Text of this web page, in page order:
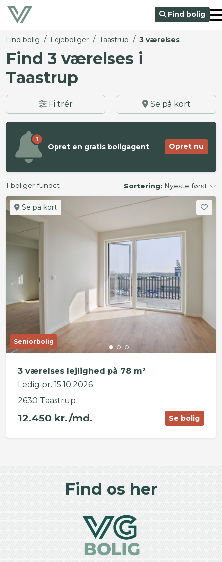
Find bolig
Find bolig / Lejeboliger / Taastrup / 3 værelses
Find 3 værelses i
Taastrup
Filtrér Se på kort
1
Opret en gratis boligagent Opret nu
1 boliger fundet Sortering: Nyeste først
Se på kort
Seniorbolig
3 værelses lejlighed på 78 m²
Ledig pr. 15.10.2026
2630 Taastrup
12.450 kr./md. Se bolig
Find os her